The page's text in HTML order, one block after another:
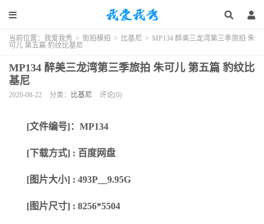
当前位置： 我爱我秀 > 街拍模拍 > 比基尼 > MP134 醉美三龙湾第三季旅拍 朱
可儿 第五篇 豹纹比基尼
MP134 醉美三龙湾第三季旅拍 朱可儿 第五篇 豹纹比
基尼
2020-08-22 分类： 比基尼 评论(0)
[文件编号]：MP134
[下载方式] : 百度网盘
[图片大小] : 493P__9.95G
[图片尺寸] : 8256*5504